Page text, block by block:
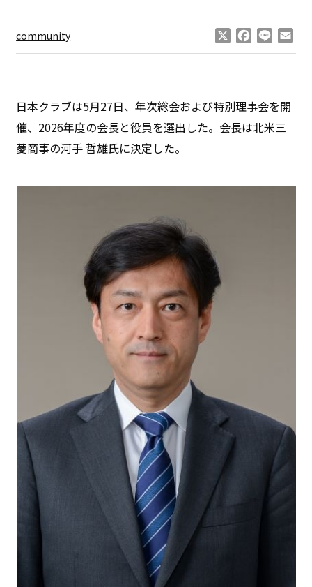
community Facebook
Line
日本クラブは5月27日、年次総会および特別理事会を開
催、2026年度の会長と役員を選出した。会長は北米三
菱商事の河手 哲雄氏に決定した。